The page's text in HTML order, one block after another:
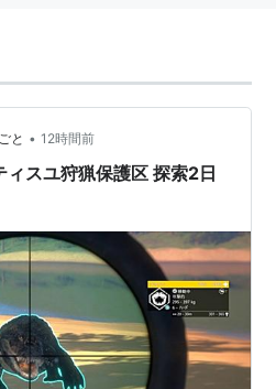
と • 12時間前
スユ狩猟保護区 探索2日